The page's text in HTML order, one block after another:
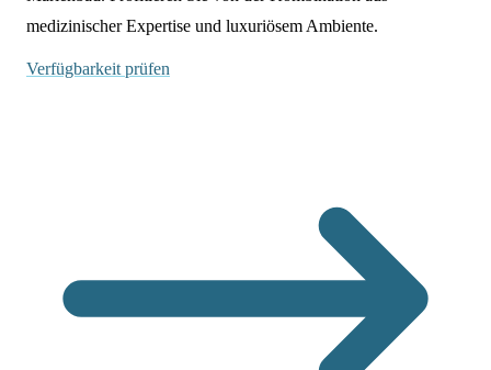
medizinischer Expertise und luxuriösem Ambiente.
Verfügbarkeit prüfen